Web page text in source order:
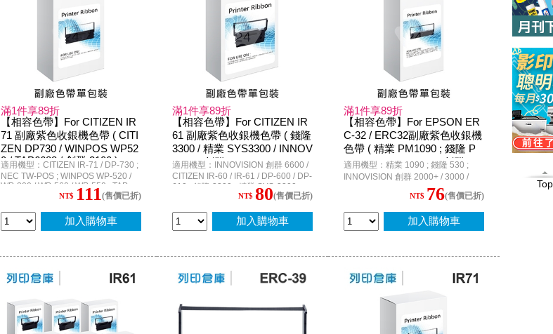
Top
滿1件享89折
【相容色帶】For CITIZEN IR
71 副廠紫色收銀機色帶 ( CITI
ZEN DP730 / WINPOS WP52
0 / TAP6688 / 創群 2100 )
適用機型：CITIZEN IR-71 / DP-730 ;
NEC TW-POS ; WINPOS WP-520 /
WP-200 / WP-560 / WP-550 ; TAP-
6688 ; 創群 2100NT$ 111(售價已折)
加入購物車
滿1件享89折
【相容色帶】For CITIZEN IR
61 副廠紫色收銀機色帶 ( 錢隆
3300 / 精業 SYS3300 / INNOV
ISION 創群 6600 )
適用機型：INNOVISION 創群 6600 /
CITIZEN IR-60 / IR-61 / DP-600 / DP-
610 ; 錢隆 3300 ; 精業 SYS-3300 ;
WINPOS WP-103S ; P-6628 ; BULL-
NT$ 80(售價已折)
加入購物車
滿1件享89折
【相容色帶】For EPSON ER
C-32 / ERC32副廠紫色收銀機
色帶 ( 精業 PM1090 ; 錢隆 P
M530 ; INNOVISION 創群 200
0+ / 3000 ; Epson PR-U420 P.
適用機型：精業 1090 ; 錢隆 530 ;
INNOVISION 創群 2000+ / 3000 /
3200 / 3200+ ; CASIO CE-2300 / CE-
4700 / CE-6700 / CE-6800 / TK-2200
; G-STAR SA600N ; Epson RP-U420
P.O.S. / TM-H6000 / TM-H6000 II /
NT$ 76(售價已折)
加入購物車